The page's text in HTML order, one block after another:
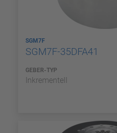
SGM7F
SGM7F-35DFA41
GEBER-TYP
Inkrementell